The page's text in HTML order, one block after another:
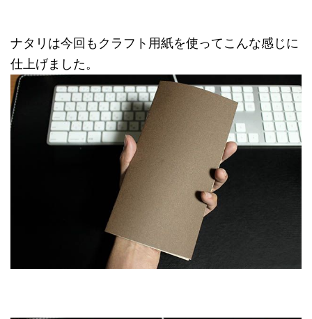
ナタリは今回もクラフト用紙を使ってこんな感じに
仕上げました。